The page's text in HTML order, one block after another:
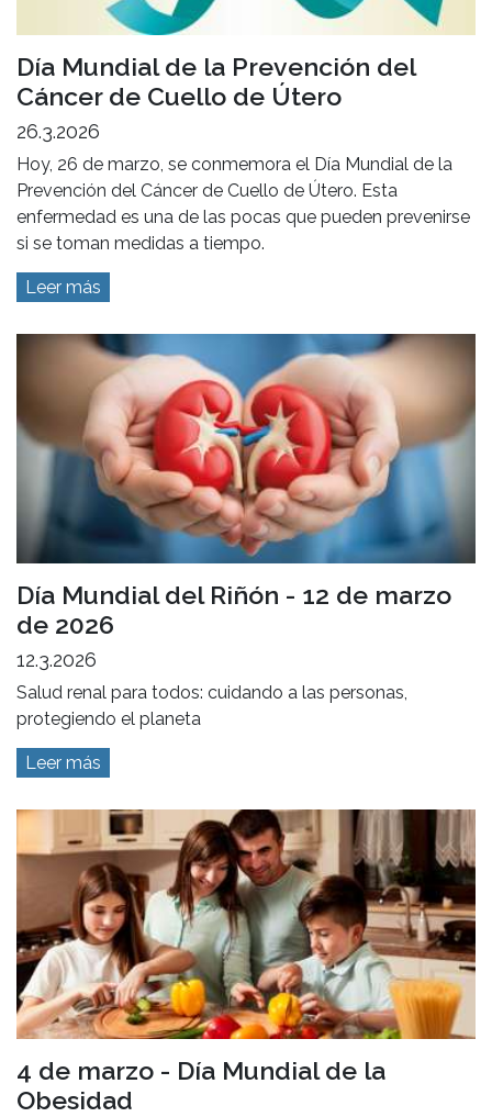
Día Mundial de la Prevención del
Cáncer de Cuello de Útero
26.3.2026
Hoy, 26 de marzo, se conmemora el Día Mundial de la
Prevención del Cáncer de Cuello de Útero. Esta
enfermedad es una de las pocas que pueden prevenirse
si se toman medidas a tiempo.
Leer más
Día Mundial del Riñón - 12 de marzo
de 2026
12.3.2026
Salud renal para todos: cuidando a las personas,
protegiendo el planeta
Leer más
4 de marzo - Día Mundial de la
Obesidad